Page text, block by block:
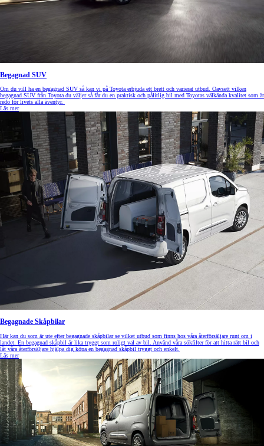
Begagnad SUV
Om du vill ha en begagnad SUV så kan vi på Toyota erbjuda ett brett och varierat utbud. Oavsett vilken
begagnad SUV från Toyota du väljer så får du en praktisk och pålitlig bil med Toyotas välkända kvalitet som är
redo för livets alla äventyr.
Läs mer
Begagnade Skåpbilar
Här kan du som är ute efter begagnade skåpbilar se vilket utbud som finns hos våra återförsäljare runt om i
landet. En begagnad skåpbil är lika tryggt som roligt val av bil. Använd våra sökfilter för att hitta rätt bil och
låt våra återförsäljare hjälpa dig köpa en begagnad skåpbil tryggt och enkelt.
Läs mer